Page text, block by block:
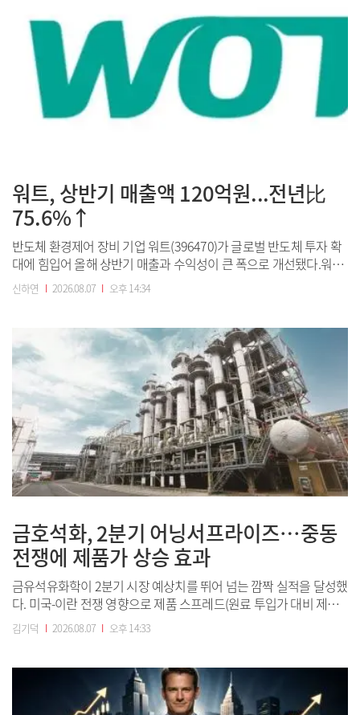
워트, 상반기 매출액 120억원...전년比
75.6%↑
반도체 환경제어 장비 기업 워트(396470)가 글로벌 반도체 투자 확
대에 힘입어 올해 상반기 매출과 수익성이 큰 폭으로 개선됐다.워트
는 연결 기준 올해 상반기 매출액이 120억원으로 전년 동기 대비
75.6% 증가했다고 7일 공시했다. 같은 기간 영업이익은 30억원으로
준으로는 매...
신하연 I 2026.08.07 I 오후 14:34
금호석화, 2분기 어닝서프라이즈…중동
전쟁에 제품가 상승 효과
금유석유화학이 2분기 시장 예상치를 뛰어 넘는 깜짝 실적을 달성했
다. 미국-이란 전쟁 영향으로 제품 스프레드(원료 투입가 대비 제품
가격 차이)가 확대된 것이 수익성 개선에 기여했다. 금호석유화학은
7일 공시를 통해 올해 2분기 연결 기준 영업이익이 3390억원으로
했다. 같은 기간 매출은...
김기덕 I 2026.08.07 I 오후 14:33